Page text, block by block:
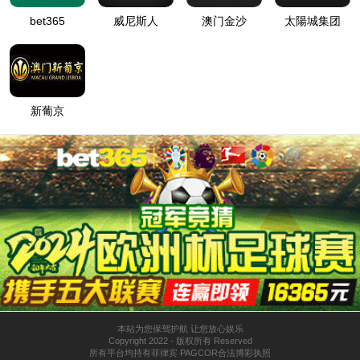
机器人及自动化
管/棒端加工自动化
电子与智能化工程
关于我们
公司简介
新闻中心
联系我们
太阳成tyc7111cc